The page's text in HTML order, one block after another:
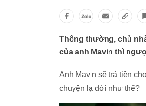
Thông thường, chủ
của anh Mavin thì
Anh Mavin sẽ trả tiền
chuyện lạ đời như thế?